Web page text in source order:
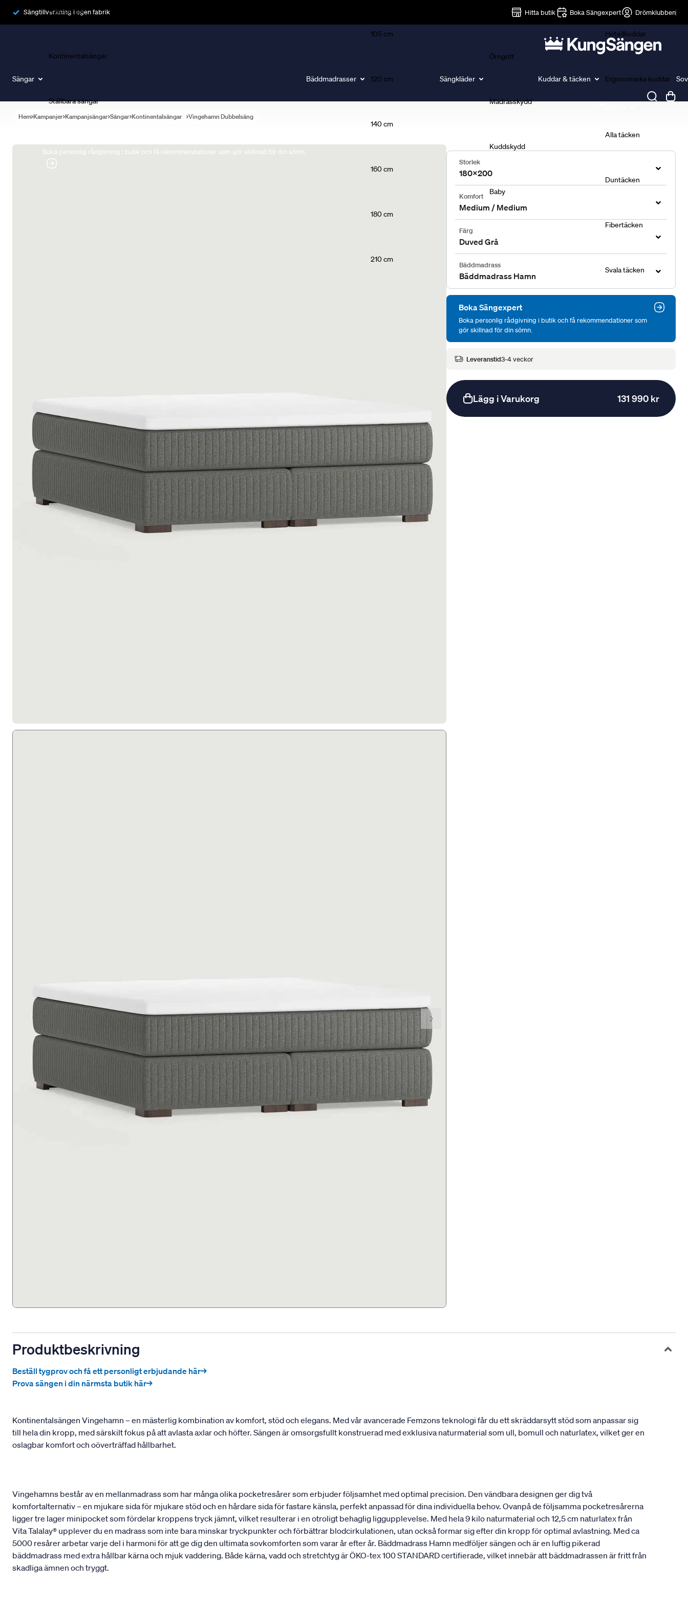
Sängtillverkning i egen fabrik Hitta butik Boka Sängexpert Drömklubben
Sängar
Ramsängar
Kontinentalsängar
Ställbara sängar
Boka personlig rådgivning i butik och få rekommendationer som gör skillnad för din sömn.
Bäddmadrasser
105 cm
120 cm
140 cm
160 cm
180 cm
210 cm
Sängkläder
Örngott
Madrasskydd
Kuddskydd
Baby
Kuddar & täcken
Hotellkuddar
Ergonomiska kuddar
Alla täcken
Duntäcken
Fibertäcken
Svala täcken
Hem Kampanjer Kampanjsängar Sängar Kontinentalsängar Vingehamn Dubbelsäng
Storlek
180x200
Komfort
Medium / Medium
Färg
Duved Grå
Bäddmadrass
Bäddmadrass Hamn
Boka Sängexpert
Boka personlig rådgivning i butik och få rekommendationer som
gör skillnad för din sömn.
Leveranstid3-4 veckor
Lägg i Varukorg 131 990 kr
Produktbeskrivning
Beställ tygprov och få ett personligt erbjudande här→
Prova sängen i din närmsta butik här→
Kontinentalsängen Vingehamn – en mästerlig kombination av komfort, stöd och elegans. Med vår avancerade Femzons teknologi får du ett skräddarsytt stöd som anpassar sig
till hela din kropp, med särskilt fokus på att avlasta axlar och höfter. Sängen är omsorgsfullt konstruerad med exklusiva naturmaterial som ull, bomull och naturlatex, vilket ger en
oslagbar komfort och oöverträffad hållbarhet.
Vingehamns består av en mellanmadrass som har många olika pocketresårer som erbjuder följsamhet med optimal precision. Den vändbara designen ger dig två
komfortalternativ – en mjukare sida för mjukare stöd och en hårdare sida för fastare känsla, perfekt anpassad för dina individuella behov. Ovanpå de följsamma pocketresårerna
ligger tre lager minipocket som fördelar kroppens tryck jämnt, vilket resulterar i en otroligt behaglig liggupplevelse. Med hela 9 kilo naturmaterial och 12,5 cm naturlatex från
Vita Talalay® upplever du en madrass som inte bara minskar tryckpunkter och förbättrar blodcirkulationen, utan också formar sig efter din kropp för optimal avlastning. Med ca
5000 resårer arbetar varje del i harmoni för att ge dig den ultimata sovkomforten som varar år efter år. Bäddmadrass Hamn medföljer sängen och är en luftig pikerad
bäddmadrass med extra hållbar kärna och mjuk vaddering. Både kärna, vadd och stretchtyg är ÖKO-tex 100 STANDARD certifierade, vilket innebär att bäddmadrassen är fritt från
skadliga ämnen och tryggt.